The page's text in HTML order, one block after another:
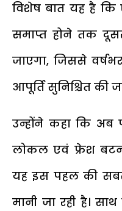
विशेष बात यह है कि
समाप्त होने तक
जाएगा, जिससे
आपूर्ति सुनिश्चित की
उन्होंने कहा कि अब
लोकल एवं फ्रेश
यह इस पहल की
मानी जा रही है।